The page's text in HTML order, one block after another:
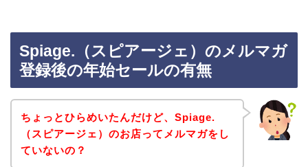
Spiage.（スピアージェ）のメルマガ
登録後の年始セールの有無
ちょっとひらめいたんだけど、Spiage.
（スピアージェ）のお店ってメルマガをし
ていないの？